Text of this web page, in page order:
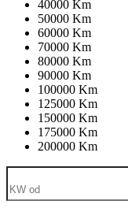
40000 Km
50000 Km
60000 Km
70000 Km
80000 Km
90000 Km
100000 Km
125000 Km
150000 Km
175000 Km
200000 Km